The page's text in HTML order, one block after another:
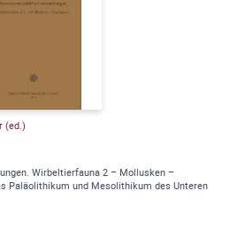
(ed.)
Wirbeltierfauna 2 – Mollusken –
Paläolithikum und Mesolithikum des Unteren